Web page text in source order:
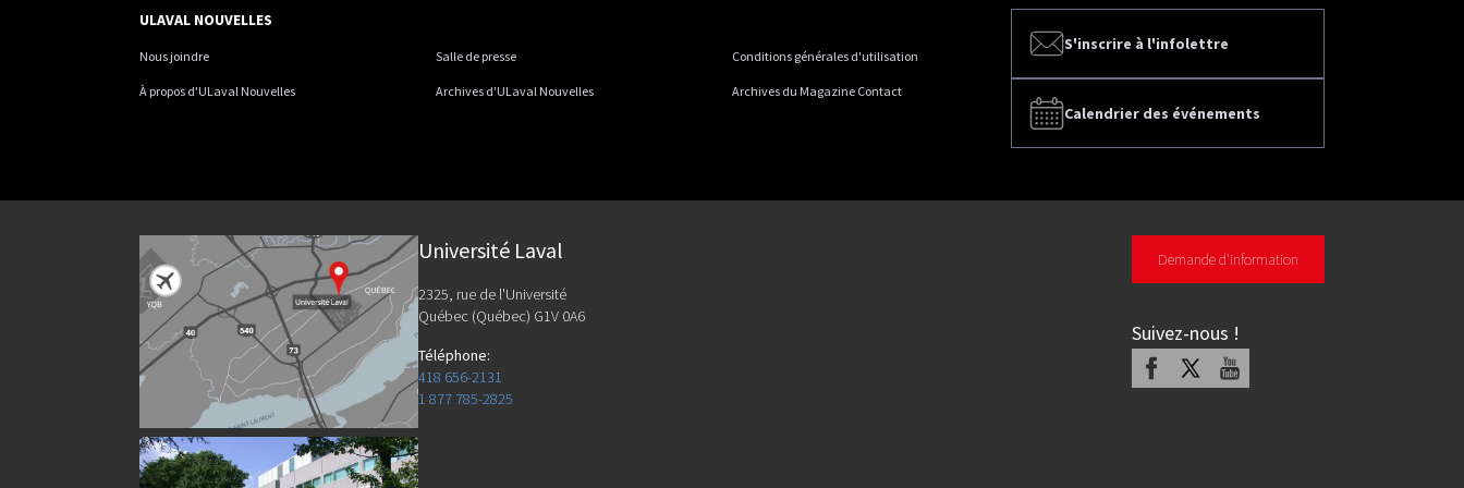
S'inscrire à l'infolettre
Calendrier des événements
ULAVAL NOUVELLES
Nous joindre Salle de presse Conditions générales d'utilisation
À propos d'ULaval Nouvelles Archives d'ULaval Nouvelles Archives du Magazine Contact
Université Laval
2325, rue de l'Université
Québec (Québec) G1V 0A6
Téléphone:
418 656-2131
1 877 785-2825
Demande d'information
Suivez-nous !
Facebook Youtube